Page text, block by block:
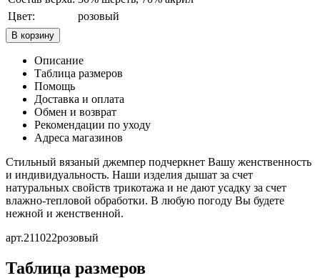
Цвет:
розовый
В корзину
Описание
Таблица размеров
Помощь
Доставка и оплата
Обмен и возврат
Рекомендации по уходу
Адреса магазинов
Стильный вязаный джемпер подчеркнет Вашу женственность
и индивидуальность. Наши изделия дышат за счет
натуральных свойств трикотажа и не дают усадку за счет
влажно-тепловой обработки. В любую погоду Вы будете
нежной и женственной.
арт.211022розовый
Таблица размеров